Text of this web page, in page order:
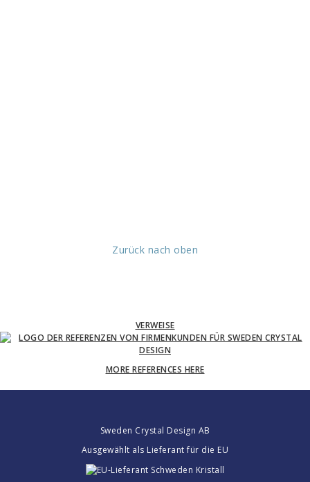
Zurück nach oben
VERWEISE
MORE REFERENCES HERE
Sweden Crystal Design AB
Ausgewählt als Lieferant für die EU